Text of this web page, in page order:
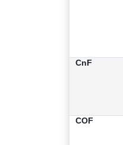
CnF
COF